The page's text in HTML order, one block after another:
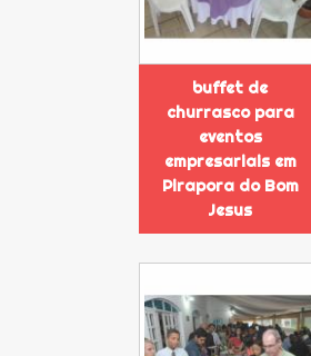
buffet de
churrasco para
eventos
empresariais em
Pirapora do Bom
Jesus